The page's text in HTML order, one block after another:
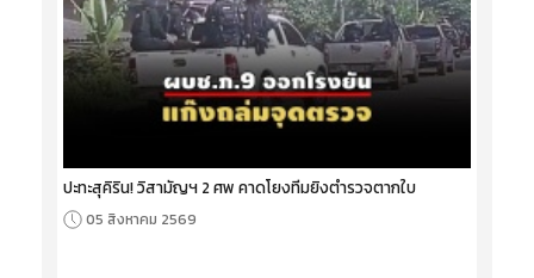
ปะทะสุคิริน! วิสามัญฯ 2 ศพ คาดโยงทีมยิงตำรวจตากใบ
05 สิงหาคม 2569